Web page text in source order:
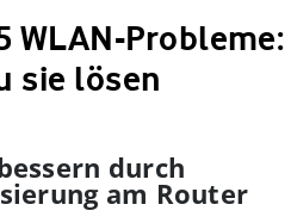
WLAN-Probleme:
sie lösen
durch
am Router